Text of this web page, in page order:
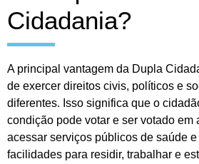
Cidadania?
A principal vantagem da Dupla
de exercer direitos civis, políticos e
diferentes. Isso significa que o
condição pode votar e ser votado em
acessar serviços públicos de saúde
facilidades para residir, trabalhar e